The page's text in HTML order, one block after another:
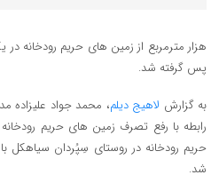
هزار مترمربع از زمین های حریم رودخانه
پس گرفته شد.
به گزارش لاهیج دیلم، محمد جواد علیزاده
رابطه با رفع تصرف زمین های حریم
حریم رودخانه در روستای سِپُردان
شد.